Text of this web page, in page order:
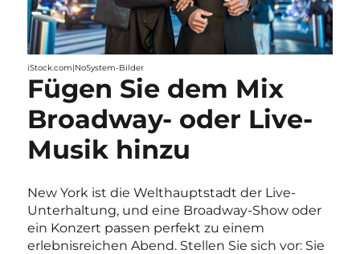
iStock.com|NoSystem-Bilder
Fügen Sie dem Mix
Broadway- oder Live-
Musik hinzu
New York ist die Welthauptstadt der Live-
Unterhaltung, und eine Broadway-Show oder
ein Konzert passen perfekt zu einem
erlebnisreichen Abend. Stellen Sie sich vor: Sie